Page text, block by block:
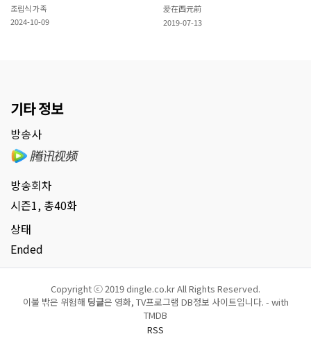
조립식 가족
2024-10-09
爱在西元前
2019-07-13
기타 정보
방송사
방송회차
시즌1, 총40화
상태
Ended
Copyright ⓒ 2019 dingle.co.kr All Rights Reserved.
이불 밖은 위험해 딩글은 영화, TV프로그램 DB정보 사이트입니다. - with
TMDB
RSS